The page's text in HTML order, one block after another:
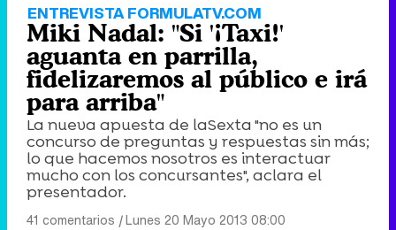
ENTREVISTA FORMULATV.COM
Miki Nadal: "Si '¡Taxi!'
aguanta en parrilla,
fidelizaremos al público e irá
para arriba"
La nueva apuesta de laSexta "no es un
concurso de preguntas y respuestas sin más;
lo que hacemos nosotros es interactuar
mucho con los concursantes", aclara el
presentador.
41 comentarios |Lunes 20 Mayo 2013 08:00